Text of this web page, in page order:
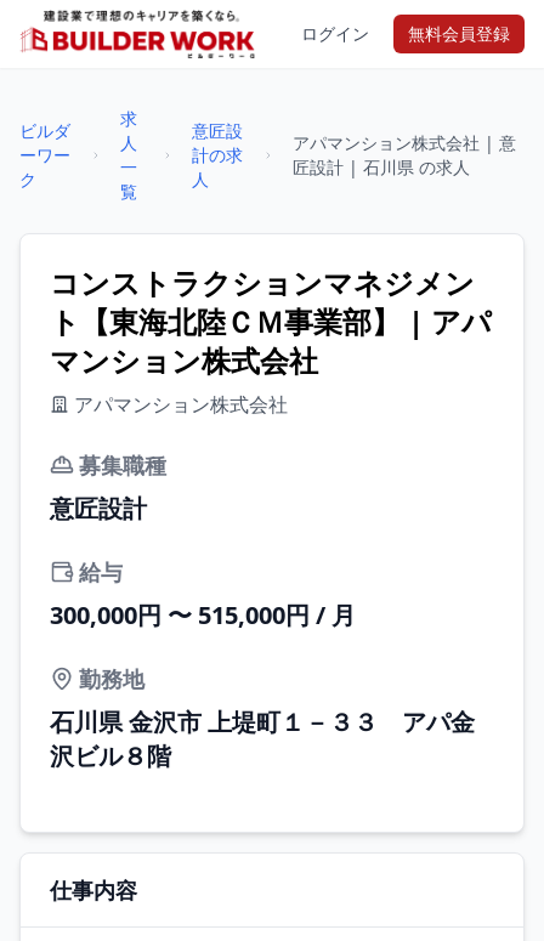
ログイン 無料会員登録
ビルダ
ーワー
ク
求
人
一
覧
意匠設
計の求
人
アパマンション株式会社 | 意
匠設計 | 石川県 の求人
コンストラクションマネジメン
ト【東海北陸ＣＭ事業部】 | アパ
マンション株式会社
アパマンション株式会社
募集職種
意匠設計
給与
300,000円 〜 515,000円 / 月
勤務地
石川県 金沢市 上堤町１－３３ アパ金
沢ビル８階
仕事内容